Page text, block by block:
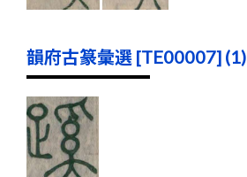
韻府古篆彙選 [TE00007] (1)